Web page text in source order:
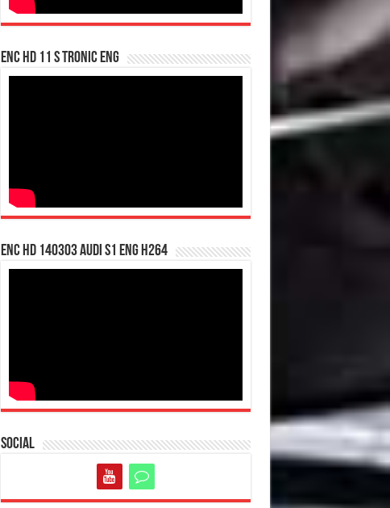
enc hd 11 S tronic ENG
enc hd 140303 Audi S1 ENG H264
Social